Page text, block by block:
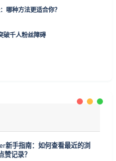
哪种方法更适合你？
破千人粉丝障碍
新手指南：如何查看最近的浏
赞记录？